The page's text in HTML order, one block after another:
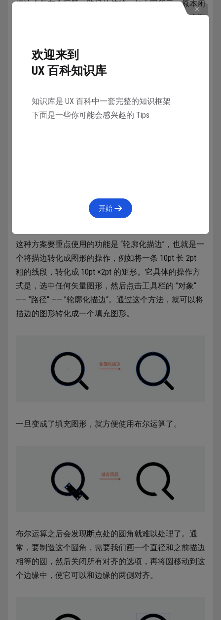
但这么做有个问题：路径的偏移。如上图所示，原本闭
合的内描边在断开之后变成了居中描边，这让圆形略微
要解决这么问题也很简单，在确定图标使用断口风格之
样就不会产生类似的问题。删完锚点之后，再把端点改
为圆角端点便完成了。
这种方案要重点使用的功能是 “轮廓化描边”，也就是一
个将描边转化成图形的操作，例如将一条 10pt 长 2pt
粗的线段，转化成 10pt ×2pt 的矩形。它具体的操作方
式是，选中任何矢量图形，然后点击工具栏的 ”对象“
—— ”路径“ —— ”轮廓化描边“。通过这个方法，就可以将
描边的图形转化成一个填充图形。
一旦变成了填充图形，就方便使用布尔运算了。
布尔运算之后会发现断点处的圆角就难以处理了。通
常，要制造这个圆角，需要我们画一个直径和之前描边
相等的圆，然后关闭所有对齐的选项，再将圆移动到这
个边缘中，使它可以和边缘的两侧对齐。
欢迎来到
UX 百科知识库
知识库是 UX 百科中一套完整的知识框架
下面是一些你可能会感兴趣的 Tips
开始